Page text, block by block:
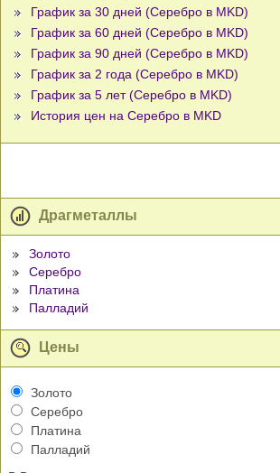
График за 30 дней (Серебро в MKD)
График за 60 дней (Серебро в MKD)
График за 90 дней (Серебро в MKD)
График за 2 года (Серебро в MKD)
График за 5 лет (Серебро в MKD)
История цен на Серебро в MKD
Драгметаллы
Золото
Серебро
Платина
Палладий
Цены
Золото
Серебро
Платина
Палладий